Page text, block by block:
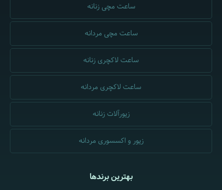
ساعت مچی زنانه
ساعت مچی مردانه
ساعت لاکچری زنانه
ساعت لاکچری مردانه
زیورآلات زنانه
زیور و اکسسوری مردانه
بهترین برندها